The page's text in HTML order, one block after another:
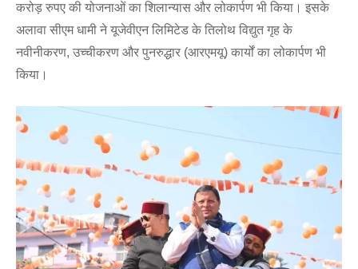
करोड़ रुपए की योजनाओं का शिलान्यास और लोकार्पण भी किया। इसके
अलावा सीएम धामी ने यूजेवीएन लिमिटेड के तिलोथ विद्युत गृह के
नवीनीकरण, उच्चीकरण और पुनरुद्धार (आरएमयू) कार्यों का लोकार्पण भी
किया।